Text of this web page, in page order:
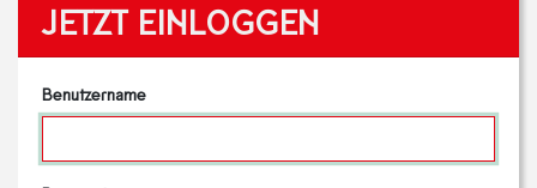
JETZT EINLOGGEN
Benutzername